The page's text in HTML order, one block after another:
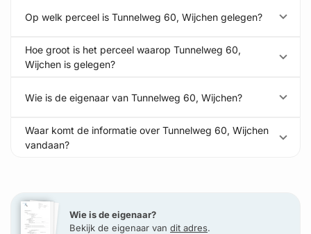
Op welk perceel is Tunnelweg 60, Wijchen gelegen?
Hoe groot is het perceel waarop Tunnelweg 60,
Wijchen is gelegen?
Wie is de eigenaar van Tunnelweg 60, Wijchen?
Waar komt de informatie over Tunnelweg 60, Wijchen
vandaan?
Wie is de eigenaar?
Bekijk de eigenaar van dit adres.